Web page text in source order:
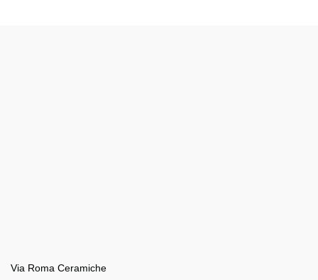
Via Roma Ceramiche